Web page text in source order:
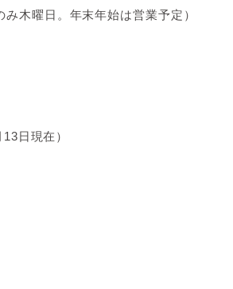
木曜日。年末年始は営業予定）
日現在）